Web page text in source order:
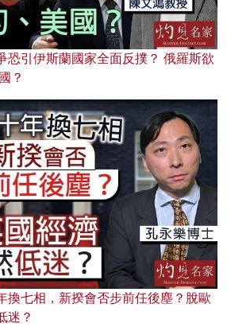
恐引伊斯蘭國家全面反撲？ 俄羅斯欲
？
換七相，新揆會否步前任後塵？脫歐
迷？